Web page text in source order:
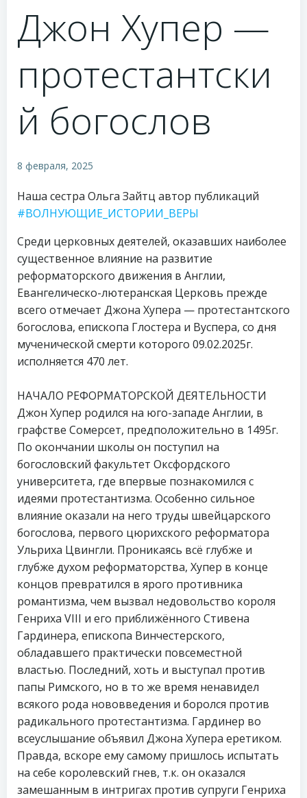
Джон Хупер —
протестантски
й богослов
8 февраля, 2025
Наша сестра Ольга Зайтц автор публикаций
#ВОЛНУЮЩИЕ_ИСТОРИИ_ВЕРЫ
Среди церковных деятелей, оказавших наиболее
существенное влияние на развитие
реформаторского движения в Англии,
Евангелическо-лютеранская Церковь прежде
всего отмечает Джона Хупера — протестантского
богослова, епископа Глостера и Вуспера, со дня
мученической смерти которого 09.02.2025г.
исполняется 470 лет.
НАЧАЛО РЕФОРМАТОРСКОЙ ДЕЯТЕЛЬНОСТИ
Джон Хупер родился на юго-западе Англии, в
графстве Сомерсет, предположительно в 1495г.
По окончании школы он поступил на
богословский факультет Оксфордского
университета, где впервые познакомился с
идеями протестантизма. Особенно сильное
влияние оказали на него труды швейцарского
богослова, первого цюрихского реформатора
Ульриха Цвингли. Проникаясь всё глубже и
глубже духом реформаторства, Хупер в конце
концов превратился в ярого противника
романтизма, чем вызвал недовольство короля
Генриха VIII и его приближённого Стивена
Гардинера, епископа Винчестерского,
обладавшего практически повсеместной
властью. Последний, хоть и выступал против
папы Римского, но в то же время ненавидел
всякого рода нововведения и боролся против
радикального протестантизма. Гардинер во
всеуслышание объявил Джона Хупера еретиком.
Правда, вскоре ему самому пришлось испытать
на себе королевский гнев, т.к. он оказался
замешанным в интригах против супруги Генриха